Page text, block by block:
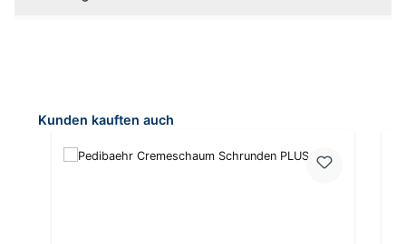
Produktgalerie überspringen
Kunden kauften auch